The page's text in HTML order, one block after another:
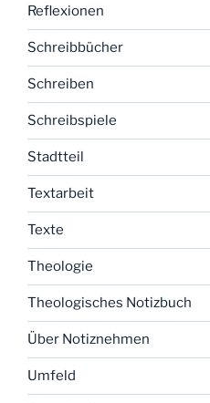
Reflexionen
Schreibbücher
Schreiben
Schreibspiele
Stadtteil
Textarbeit
Texte
Theologie
Theologisches Notizbuch
Über Notiznehmen
Umfeld